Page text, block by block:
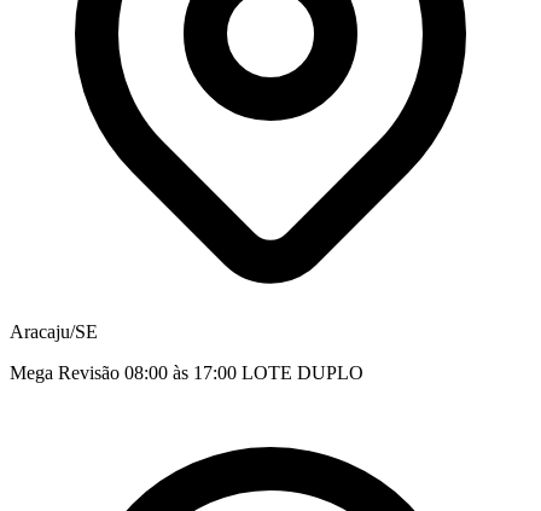
Aracaju/SE
Mega Revisão 08:00 às 17:00 LOTE DUPLO